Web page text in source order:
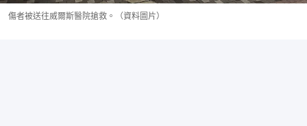
傷者被送往威爾斯醫院搶救。（資料圖片）